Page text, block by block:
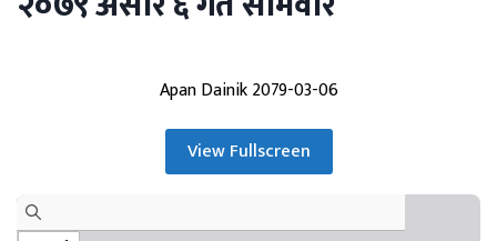
Apan Dainik 2079-03-06
View Fullscreen